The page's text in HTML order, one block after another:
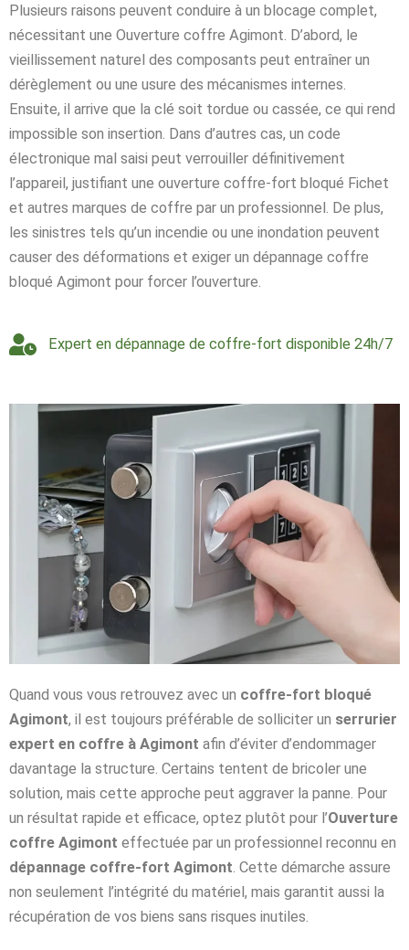
Plusieurs raisons peuvent conduire à un blocage complet,
nécessitant une Ouverture coffre Agimont. D’abord, le
vieillissement naturel des composants peut entraîner un
dérèglement ou une usure des mécanismes internes.
Ensuite, il arrive que la clé soit tordue ou cassée, ce qui rend
impossible son insertion. Dans d’autres cas, un code
électronique mal saisi peut verrouiller définitivement
l’appareil, justifiant une ouverture coffre-fort bloqué Fichet
et autres marques de coffre par un professionnel. De plus,
les sinistres tels qu’un incendie ou une inondation peuvent
causer des déformations et exiger un dépannage coffre
bloqué Agimont pour forcer l’ouverture.
Expert en dépannage de coffre-fort disponible 24h/7
Quand vous vous retrouvez avec un coffre-fort bloqué
Agimont, il est toujours préférable de solliciter un serrurier
expert en coffre à Agimont afin d’éviter d’endommager
davantage la structure. Certains tentent de bricoler une
solution, mais cette approche peut aggraver la panne. Pour
un résultat rapide et efficace, optez plutôt pour l’Ouverture
coffre Agimont effectuée par un professionnel reconnu en
dépannage coffre-fort Agimont. Cette démarche assure
non seulement l’intégrité du matériel, mais garantit aussi la
récupération de vos biens sans risques inutiles.